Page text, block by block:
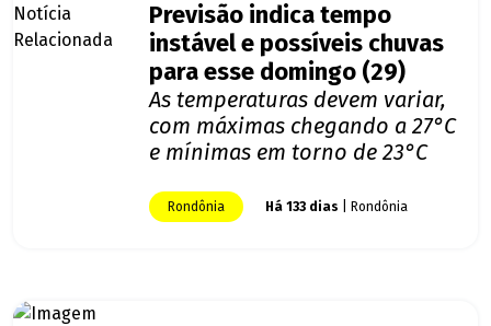
Previsão indica tempo
instável e possíveis chuvas
para esse domingo (29)
As temperaturas devem variar,
com máximas chegando a 27°C
e mínimas em torno de 23°C
Rondônia Há 133 dias | Rondônia